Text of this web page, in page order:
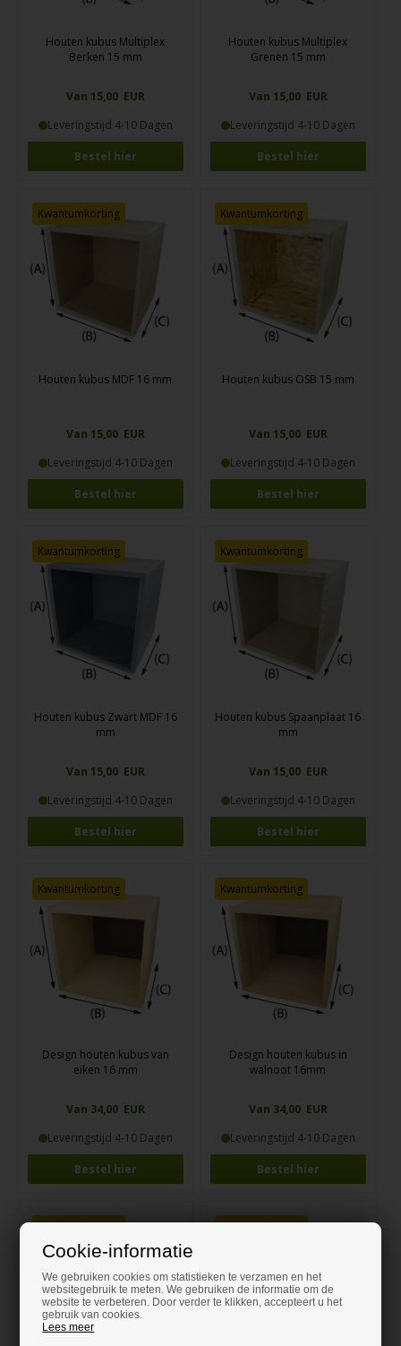
Cookie-informatie
We gebruiken cookies om statistieken te verzamen en het
websitegebruik te meten. We gebruiken de informatie om de
website te verbeteren. Door verder te klikken, accepteert u het
gebruik van cookies.
Lees meer
Houten kubus Multiplex
Berken 15 mm
Van 15,00 EUR
Leveringstijd 4-10 Dagen
Bestel hier
Houten kubus Multiplex
Grenen 15 mm
Van 15,00 EUR
Leveringstijd 4-10 Dagen
Bestel hier
Kwantumkorting
Houten kubus MDF 16 mm
Van 15,00 EUR
Leveringstijd 4-10 Dagen
Bestel hier
Kwantumkorting
Houten kubus OSB 15 mm
Van 15,00 EUR
Leveringstijd 4-10 Dagen
Bestel hier
Kwantumkorting
Houten kubus Zwart MDF 16
mm
Van 15,00 EUR
Leveringstijd 4-10 Dagen
Bestel hier
Kwantumkorting
Houten kubus Spaanplaat 16
mm
Van 15,00 EUR
Leveringstijd 4-10 Dagen
Bestel hier
Kwantumkorting
Design houten kubus van
eiken 16 mm
Van 34,00 EUR
Leveringstijd 4-10 Dagen
Bestel hier
Kwantumkorting
Design houten kubus in
walnoot 16mm
Van 34,00 EUR
Leveringstijd 4-10 Dagen
Bestel hier
Kwantumkorting Kwantumkorting